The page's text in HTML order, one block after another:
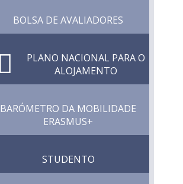
BOLSA DE AVALIADORES
PLANO NACIONAL PARA O
ALOJAMENTO
BARÓMETRO DA MOBILIDADE
ERASMUS+
STUDENTO